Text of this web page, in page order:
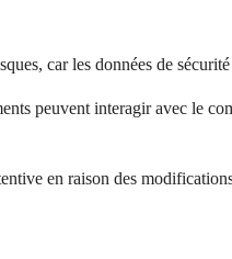
car les données de
peuvent interagir avec le
en raison des